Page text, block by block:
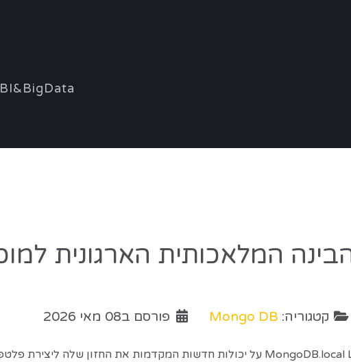
BI&BigData
קטגוריה: Mongo DB פורסם ב08 מאי 2026